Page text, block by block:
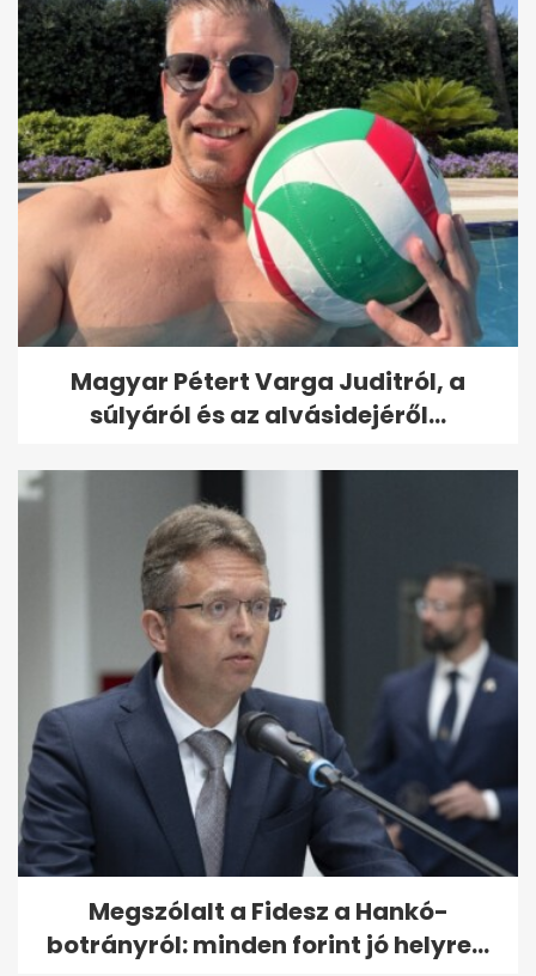
Magyar Pétert Varga Juditról, a
súlyáról és az alvásidejéről...
Megszólalt a Fidesz a Hankó-
botrányról: minden forint jó helyre...